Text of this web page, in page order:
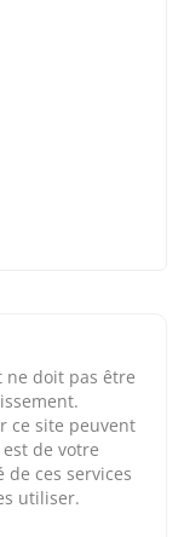
doit pas être
ce site peuvent
de votre
ces services
utiliser.